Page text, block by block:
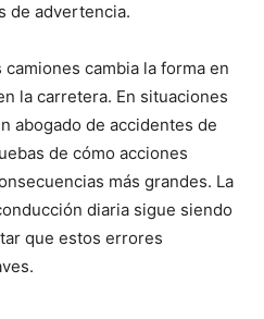
de advertencia.
cambia la forma en
la carretera. En situaciones
abogado de accidentes de
de cómo acciones
más grandes. La
diaria sigue siendo
que estos errores